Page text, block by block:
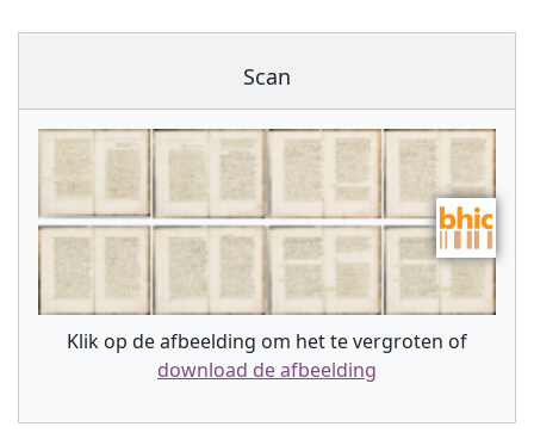
Scan
Klik op de afbeelding om het te vergroten of
download de afbeelding